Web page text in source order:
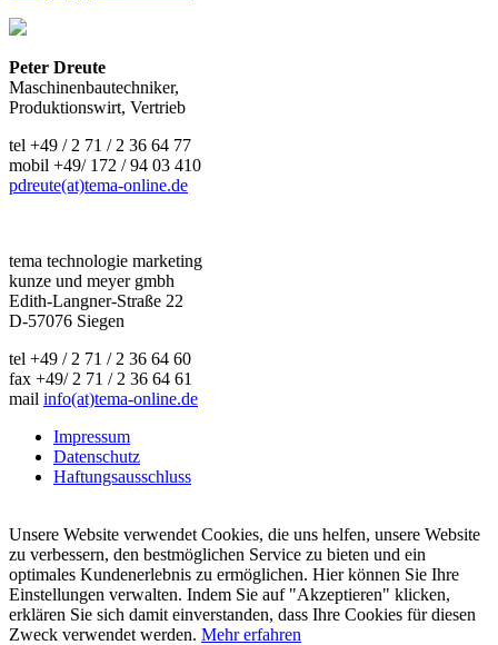
Peter Dreute
Maschinenbautechniker,
Produktionswirt, Vertrieb
tel +49 / 2 71 / 2 36 64 77
mobil +49/ 172 / 94 03 410
pdreute(at)tema-online.de
tema technologie marketing
kunze und meyer gmbh
Edith-Langner-Straße 22
D-57076 Siegen
tel +49 / 2 71 / 2 36 64 60
fax +49/ 2 71 / 2 36 64 61
mail info(at)tema-online.de
Impressum
Datenschutz
Haftungsausschluss
Unsere Website verwendet Cookies, die uns helfen, unsere Website
zu verbessern, den bestmöglichen Service zu bieten und ein
optimales Kundenerlebnis zu ermöglichen. Hier können Sie Ihre
Einstellungen verwalten. Indem Sie auf "Akzeptieren" klicken,
erklären Sie sich damit einverstanden, dass Ihre Cookies für diesen
Zweck verwendet werden. Mehr erfahren